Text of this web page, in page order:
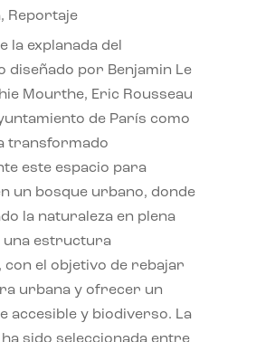
, Reportaje
la explanada del
diseñado por Benjamin Le
Mourthe, Eric Rousseau
de París como
transformado
este espacio para
un bosque urbano, donde
la naturaleza en plena
estructura
el objetivo de rebajar
urbana y ofrecer un
accesible y biodiverso. La
sido seleccionada entre